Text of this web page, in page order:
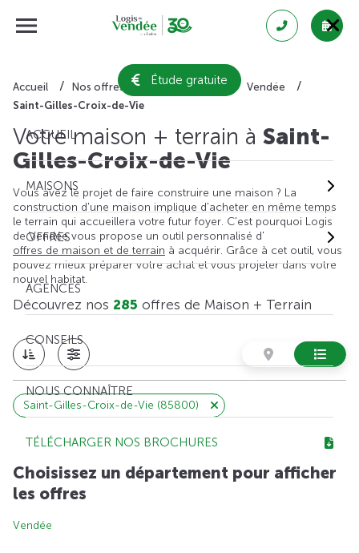
Étude gratuite
ACCUEIL
MAISONS
OFFRES
AGENCES
CONSEILS
NOUS CONNAÎTRE
TÉLÉCHARGER NOS BROCHURES
Accueil Nos offres de maison + terrain
Vendée
Saint-Gilles-Croix-de-Vie
Votre maison + terrain à Saint-
Gilles-Croix-de-Vie
Vous avez le projet de faire construire une maison ? La
construction d'une maison implique d'acheter en même temps
le terrain qui accueillera votre futur foyer. C'est pourquoi Logis
de Vendée vous propose un outil personnalisé d'
offres de maison et de terrain à acquérir. Grâce à cet outil, vous
pouvez mieux préparer votre achat et vous projeter dans votre
nouvel habitat.
Découvrez nos 285 offres de Maison + Terrain
Saint-Gilles-Croix-de-Vie (85800)
Choisissez un département pour afficher
les offres
Vendée